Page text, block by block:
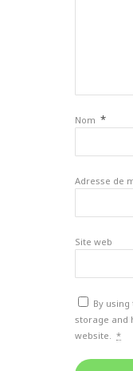
Nom *
Adresse de
Site web
By
storage and
website. *